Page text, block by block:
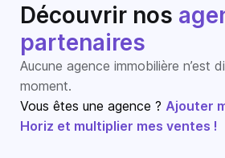
Découvrir nos
partenaires
Aucune agence immobilière n’est
moment.
Vous êtes une agence ? Ajouter
Horiz et multiplier mes ventes !